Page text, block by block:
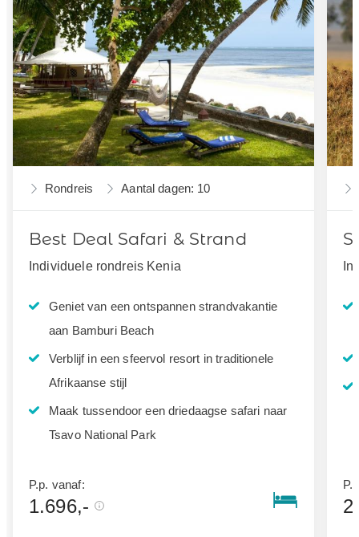
Rondreis Aantal dagen: 10
Best Deal Safari & Strand
Individuele rondreis Kenia
Geniet van een ontspannen strandvakantie
aan Bamburi Beach
Verblijf in een sfeervol resort in traditionele
Afrikaanse stijl
Maak tussendoor een driedaagse safari naar
Tsavo National Park
P.p. vanaf:
1.696,-